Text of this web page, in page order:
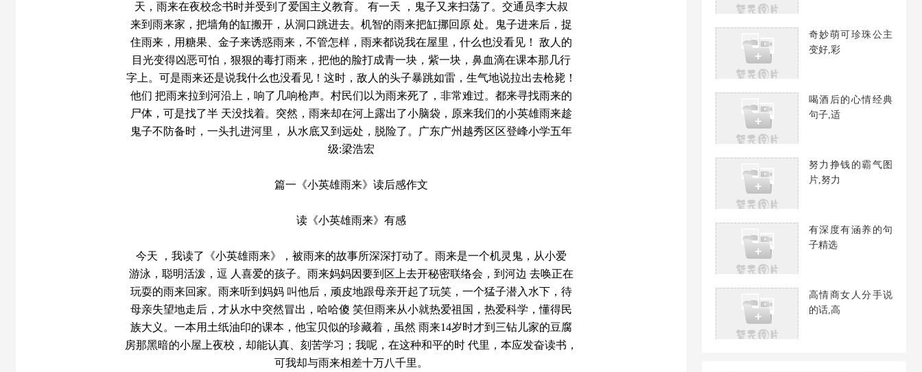
天，雨来在夜校念书时并受到了爱国主义教育。 有一天 ，鬼子又来扫荡了。交通员李大叔
来到雨来家，把墙角的缸搬开，从洞口跳进去。机智的雨来把缸挪回原 处。鬼子进来后，捉
住雨来，用糖果、金子来诱惑雨来，不管怎样，雨来都说我在屋里，什么也没看见！ 敌人的
目光变得凶恶可怕，狠狠的毒打雨来，把他的脸打成青一块，紫一块，鼻血滴在课本那几行
字上。可是雨来还是说我什么也没看见！这时，敌人的头子暴跳如雷，生气地说拉出去枪毙！
他们 把雨来拉到河沿上，响了几响枪声。村民们以为雨来死了，非常难过。都来寻找雨来的
尸体，可是找了半 天没找着。突然，雨来却在河上露出了小脑袋，原来我们的小英雄雨来趁
鬼子不防备时，一头扎进河里， 从水底又到远处，脱险了。广东广州越秀区区登峰小学五年
级:梁浩宏
篇一《小英雄雨来》读后感作文
读《小英雄雨来》有感
今天 ，我读了《小英雄雨来》，被雨来的故事所深深打动了。雨来是一个机灵鬼，从小爱
游泳，聪明活泼，逗 人喜爱的孩子。雨来妈妈因要到区上去开秘密联络会，到河边 去唤正在
玩耍的雨来回家。雨来听到妈妈 叫他后，顽皮地跟母亲开起了玩笑，一个猛子潜入水下，待
母亲失望地走后，才从水中突然冒出，哈哈傻 笑但雨来从小就热爱祖国，热爱科学，懂得民
族大义。一本用土纸油印的课本，他宝贝似的珍藏着，虽然 雨来14岁时才到三钻儿家的豆腐
房那黑暗的小屋上夜校，却能认真、刻苦学习；我呢，在这种和平的时 代里，本应发奋读书，
可我却与雨来相差十万八千里。
奇妙萌可珍珠公主
变好,彩
喝酒后的心情经典
句子,适
努力挣钱的霸气图
片,努力
有深度有涵养的句
子精选
高情商女人分手说
的话,高